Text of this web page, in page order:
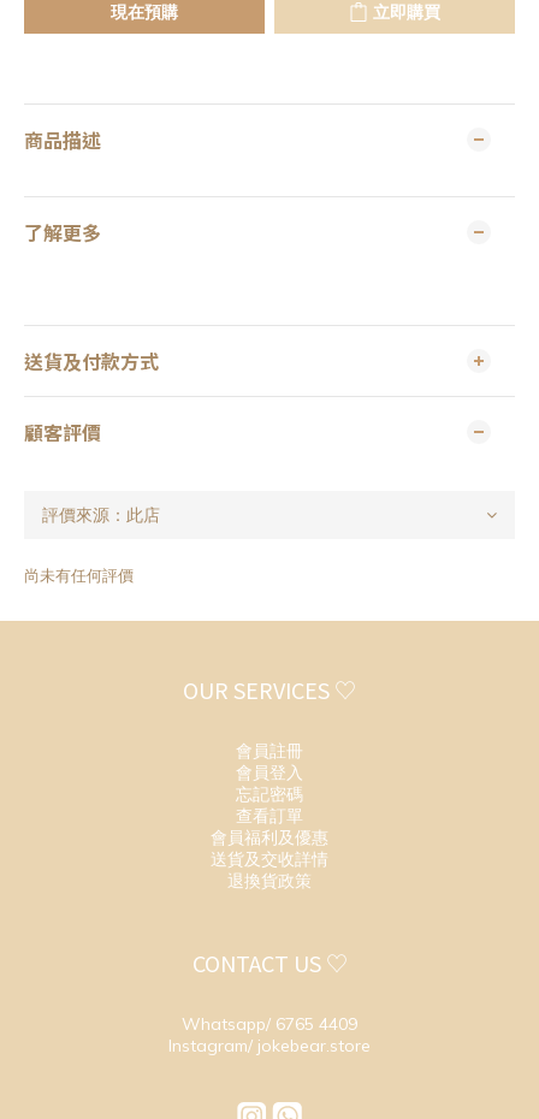
現在預購 立即購買
商品描述
了解更多
送貨及付款方式
顧客評價
尚未有任何評價
OUR SERVICES ♡
會員註冊
會員登入
忘記密碼
查看訂單
會員福利及優惠
送貨及交收詳情
退換貨政策
CONTACT US ♡
Whatsapp/ 6765 4409
Instagram/ jokebear.store